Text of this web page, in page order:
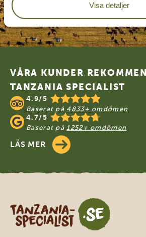
Visa detaljer
Footer
VÅRA KUNDER
TANZANIA SPECIALIST
4.9/5
Baserat på 4833+ omdömen
4.7/5
Baserat på 1252+ omdömen
LÄS MER
Tanzania Specialist